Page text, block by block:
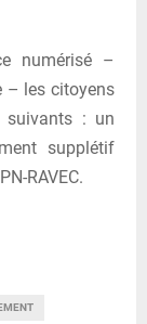
numérisé –
– les citoyens
suivants : un
supplétif
RAVEC.